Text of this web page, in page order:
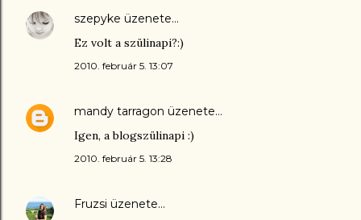
szepyke üzenete…
Ez volt a szülinapi?:)
2010. február 5. 13:07
mandy tarragon üzenete…
Igen, a blogszülinapi :)
2010. február 5. 13:28
Fruzsi üzenete…